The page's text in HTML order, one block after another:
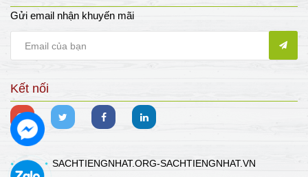
Gửi email nhận khuyến mãi
Kết nối
SACHTIENGNHAT.ORG-SACHTIENGNHAT.VN